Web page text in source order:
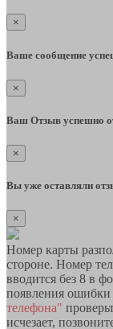
×
Ваше сообщение
×
Ваш Отзыв успешно
×
Вы уже оставляли
×
Номер карты
стороне. Номер
вводится без 8 в
появления ошибки
телефона"
исчезает,